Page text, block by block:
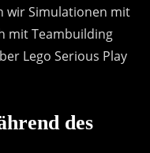
wir Simulationen mit
mit Teambuilding
Lego Serious Play
des